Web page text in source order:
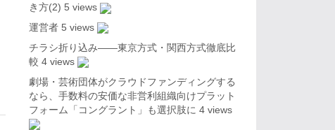
き方(2) 5 views
運営者 5 views
チラシ折り込み――東京方式・関西方式徹底比
較 4 views
劇場・芸術団体がクラウドファンディングする
なら、手数料の安価な非営利組織向けプラット
フォーム「コングラント」も選択肢に 4 views